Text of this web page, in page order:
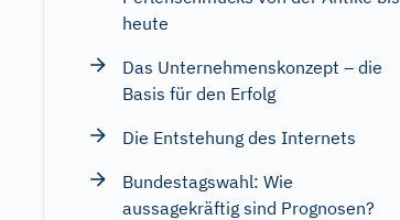
heute
Das Unternehmenskonzept – die
Basis für den Erfolg
Die Entstehung des Internets
Bundestagswahl: Wie
aussagekräftig sind Prognosen?